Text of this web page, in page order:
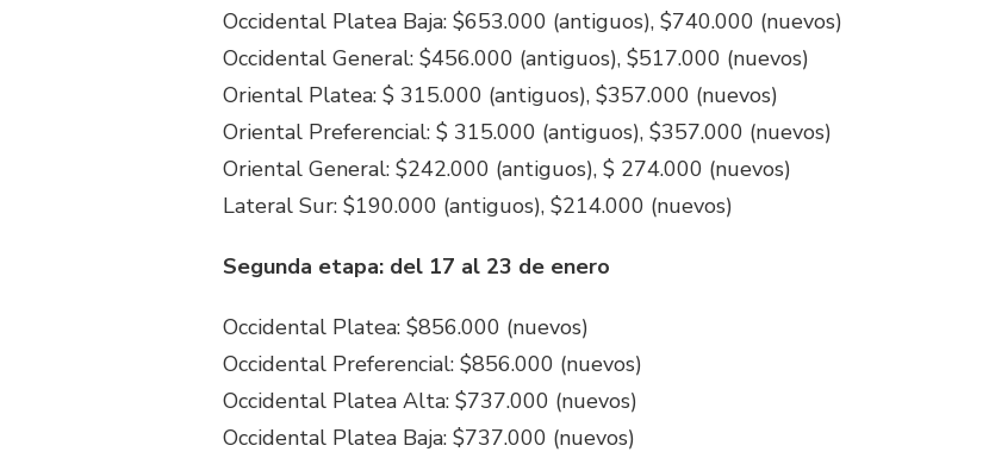
Occidental Platea Baja: $653.000 (antiguos), $740.000 (nuevos)
Occidental General: $456.000 (antiguos), $517.000 (nuevos)
Oriental Platea: $ 315.000 (antiguos), $357.000 (nuevos)
Oriental Preferencial: $ 315.000 (antiguos), $357.000 (nuevos)
Oriental General: $242.000 (antiguos), $ 274.000 (nuevos)
Lateral Sur: $190.000 (antiguos), $214.000 (nuevos)
Segunda etapa: del 17 al 23 de enero
Occidental Platea: $856.000 (nuevos)
Occidental Preferencial: $856.000 (nuevos)
Occidental Platea Alta: $737.000 (nuevos)
Occidental Platea Baja: $737.000 (nuevos)